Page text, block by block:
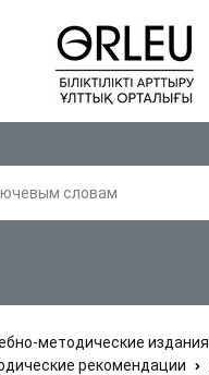
методические издания
рекомендации